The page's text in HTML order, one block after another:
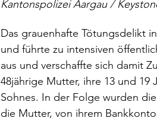
Kantonspolizei Aargau /
Das grauenhafte Tötungsdelikt
und führte zu intensiven
aus und verschaffte sich damit
48jährige Mutter, ihre 13 und 19
Sohnes. In der Folge wurden
die Mutter, von ihrem